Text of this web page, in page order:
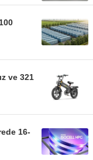
ve 321
16-